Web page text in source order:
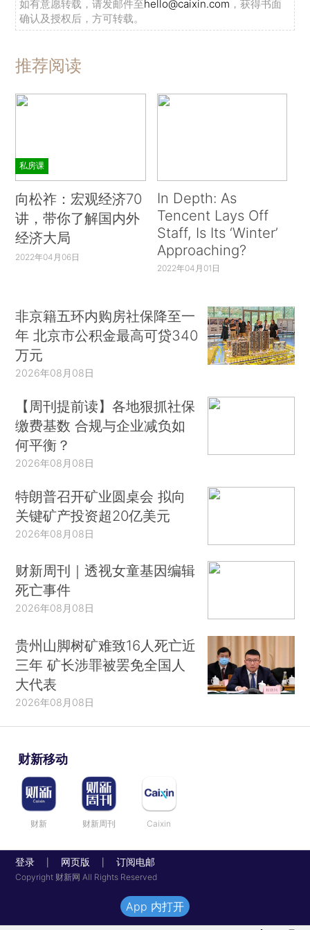
如有意愿转载，请发邮件至hello@caixin.com ，获得书面
确认及授权后，方可转载。
推荐阅读
私房课
向松祚：宏观经济70
讲，带你了解国内外
经济大局
2022年04月06日
In Depth: As
Tencent Lays Off
Staff, Is Its ‘Winter’
Approaching?
2022年04月01日
非京籍五环内购房社保降至一
年 北京市公积金最高可贷340
万元
2026年08月08日
【周刊提前读】各地狠抓社保
缴费基数 合规与企业减负如
何平衡？
2026年08月08日
特朗普召开矿业圆桌会 拟向
关键矿产投资超20亿美元
2026年08月08日
财新周刊｜透视女童基因编辑
死亡事件
2026年08月08日
贵州山脚树矿难致16人死亡近
三年 矿长涉罪被罢免全国人
大代表
2026年08月08日
财新移动
财新 财新周刊 Caixin
登录 网页版 订阅电邮
Copyright 财新网 All Rights Reserved
App 内打开